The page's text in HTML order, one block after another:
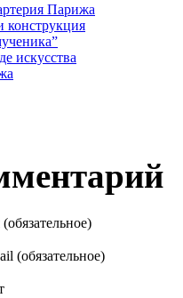
Парижа
конструкция
искусства
(обязательное)